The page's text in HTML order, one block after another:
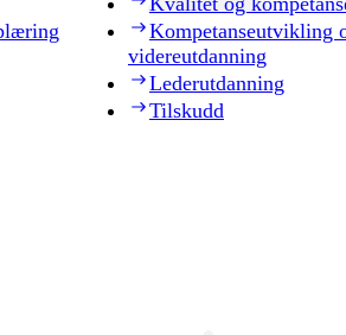
Kompetanseutvikling
videreutdanning
Lederutdanning
Tilskudd